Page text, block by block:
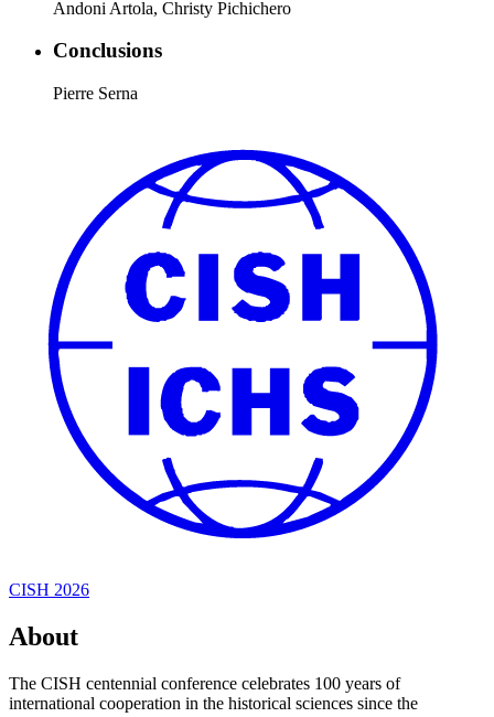
Andoni Artola, Christy Pichichero
Conclusions
Pierre Serna
CISH 2026
About
The CISH centennial conference celebrates 100 years of
international cooperation in the historical sciences since the